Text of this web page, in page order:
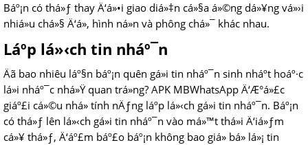
Báº¡n có thá»ƒ thay Ä‘á»•i giao diá»‡n cá»§a á»©ng dá»¥ng vá»›i
nhiá»u chá»§ Ä‘á», hình ná»n và phông chá»¯ khác nhau.
Láº­p lá»‹ch tin nháº¯n
Äã bao nhiêu láº§n báº¡n quên gá»­i tin nháº¯n sinh nháº­t hoáº·c
lá»i nháº¯c nhá»Ÿ quan trá»ng? APK MBWhatsApp Ä‘Æ°á»£c
giáº£i cá»©u nhá» tính nÄƒng láº­p lá»‹ch gá»­i tin nháº¯n. Báº¡n
có thá»ƒ lên lá»‹ch gá»­i tin nháº¯n vào má»™t thá»i Ä‘iá»ƒm
cá»¥ thá»ƒ, Ä‘áº£m báº£o báº¡n không bao giá» bá» lá»¡ tin